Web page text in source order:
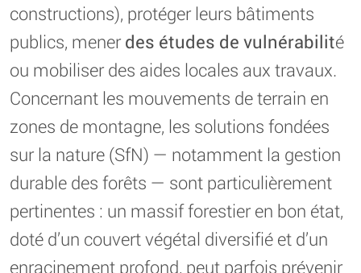
constructions), protéger leurs bâtiments
publics, mener des études de vulnérabilité
ou mobiliser des aides locales aux travaux.
Concernant les mouvements de terrain en
zones de montagne, les solutions fondées
sur la nature (SfN) — notamment la gestion
durable des forêts — sont particulièrement
pertinentes : un massif forestier en bon état,
doté d’un couvert végétal diversifié et d’un
enracinement profond, peut parfois prévenir